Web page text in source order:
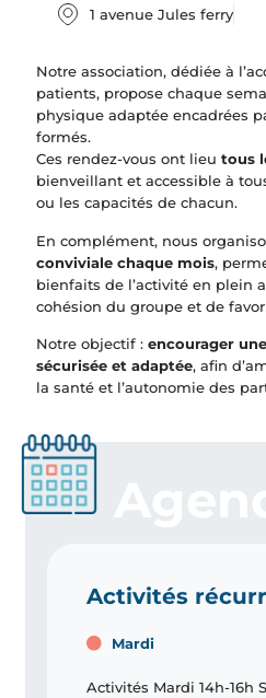
1 avenue Jules ferry
Notre association, dédiée à
patients, propose chaque
physique adaptée encadrées
formés.
Ces rendez-vous ont lieu tous
bienveillant et accessible à
ou les capacités de chacun.
En complément, nous
conviviale chaque mois,
bienfaits de l’activité en plein
cohésion du groupe et de
Notre objectif : encourager
sécurisée et adaptée, afin
la santé et l’autonomie des
Activités
Mardi
Activités Mardi 14h-16h